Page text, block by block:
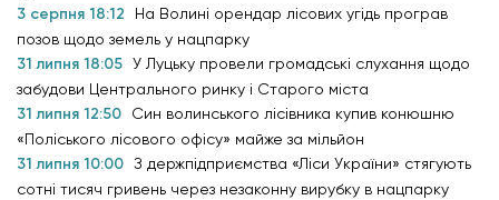
3 серпня 18:12
На Волині орендар лісових угідь програв
позов щодо земель у нацпарку
31 липня 18:05 У Луцьку провели громадські слухання щодо
забудови Центрального ринку і Старого міста
31 липня 12:50
Син волинського лісівника купив конюшню
«Поліського лісового офісу» майже за мільйон
31 липня 10:00 З держпідприємства «Ліси України» стягують
сотні тисяч гривень через незаконну вирубку в нацпарку